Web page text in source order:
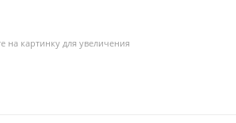
на картинку для увеличения